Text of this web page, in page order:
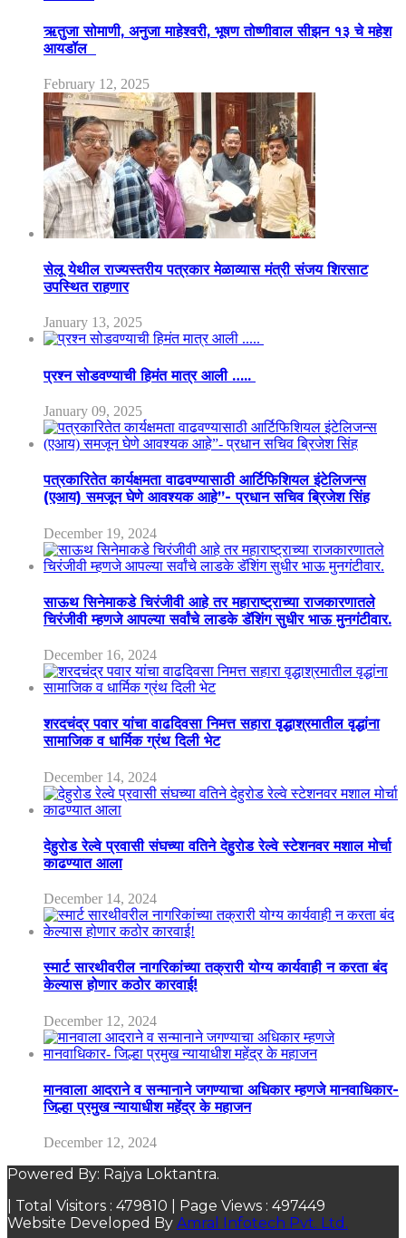
ऋतुजा सोमाणी, अनुजा माहेश्वरी, भूषण तोष्णीवाल सीझन १३ चे महेश
आयडॉल
February 12, 2025
सेलू येथील राज्यस्तरीय पत्रकार मेळाव्यास मंत्री संजय शिरसाट
उपस्थित राहणार
January 13, 2025
प्रश्न सोडवण्याची हिमंत मात्र आली …..
January 09, 2025
पत्रकारितेत कार्यक्षमता वाढवण्यासाठी आर्टिफिशियल इंटेलिजन्स
(एआय) समजून घेणे आवश्यक आहे”- प्रधान सचिव ब्रिजेश सिंह
December 19, 2024
साऊथ सिनेमाकडे चिरंजीवी आहे तर महाराष्ट्राच्या राजकारणातले
चिरंजीवी म्हणजे आपल्या सर्वांचे लाडके डॅशिंग सुधीर भाऊ मुनगंटीवार.
December 16, 2024
शरदचंद्र पवार यांचा वाढदिवसा निमत्त सहारा वृद्धाश्रमातील वृद्धांना
सामाजिक व धार्मिक ग्रंथ दिली भेट
December 14, 2024
देहुरोड रेल्वे प्रवासी संघच्या वतिने देहुरोड रेल्वे स्टेशनवर मशाल मोर्चा
काढण्यात आला
December 14, 2024
स्मार्ट सारथीवरील नागरिकांच्या तक्रारी योग्य कार्यवाही न करता बंद
केल्यास होणार कठोर कारवाई!
December 12, 2024
मानवाला आदराने व सन्मानाने जगण्याचा अधिकार म्हणजे मानवाधिकार-
जिल्हा प्रमुख न्यायाधीश महेंद्र के महाजन
December 12, 2024
Powered By: Rajya Loktantra.
| Total Visitors : 479810 | Page Views : 497449
Website Developed By Amral Infotech Pvt. Ltd.